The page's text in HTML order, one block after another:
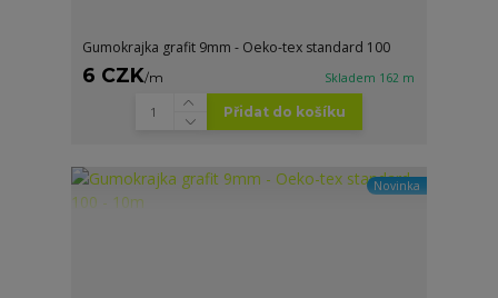
Gumokrajka grafit 9mm - Oeko-tex standard 100
6 CZK/m Skladem 162 m
Přidat do košíku
Novinka